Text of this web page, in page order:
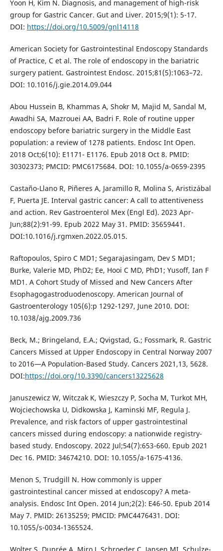
Yoon H, Kim N. Diagnosis, and management of high-risk
group for Gastric Cancer. Gut and Liver. 2015;9(1): 5-17.
DOI: https://doi.org/10.5009/gnl14118
American Society for Gastrointestinal Endoscopy Standards
of Practice, C et al. The role of endoscopy in the bariatric
surgery patient. Gastrointest Endosc. 2015;81(5):1063–72.
DOI: 10.1016/j.gie.2014.09.044
Abou Hussein B, Khammas A, Shokr M, Majid M, Sandal M,
Awadhi SA, Mazrouei AA, Badri F. Role of routine upper
endoscopy before bariatric surgery in the Middle East
population: a review of 1278 patients. Endosc Int Open.
2018 Oct;6(10): E1171- E1176. Epub 2018 Oct 8. PMID:
30302373; PMCID: PMC6175684. DOI: 10.1055/a-0659-2395
Castaño-Llano R, Piñeres A, Jaramillo R, Molina S, Aristizábal
F, Puerta JE. Interval gastric cancer: A call to attentiveness
and action. Rev Gastroenterol Mex (Engl Ed). 2023 Apr-
Jun;88(2):91-99. Epub 2022 May 31. PMID: 35659441.
DOI:10.1016/j.rgmxen.2022.05.015.
Raftopoulos, Spiro C MD1; Segarajasingam, Dev S MD1;
Burke, Valerie MD, PhD2; Ee, Hooi C MD, PhD1; Yusoff, Ian F
MD1. A Cohort Study of Missed and New Cancers After
Esophagogastroduodenoscopy. American Journal of
Gastroenterology 105(6):p 1292-1297, June 2010. DOI:
10.1038/ajg.2009.736
Beck, M.; Bringeland, E.A.; Qvigstad, G.; Fossmark, R. Gastric
Cancers Missed at Upper Endoscopy in Central Norway 2007
to 2016—A Population-Based Study. Cancers 2021,13, 5628.
DOI:https://doi.org/10.3390/cancers13225628
Januszewicz W, Witczak K, Wieszczy P, Socha M, Turkot MH,
Wojciechowska U, Didkowska J, Kaminski MF, Regula J.
Prevalence, and risk factors of upper gastrointestinal
cancers missed during endoscopy: a nationwide registry-
based study. Endoscopy. 2022 Jul;54(7):653-660. Epub 2021
Dec 16. PMID: 34674210. DOI: 10.1055/a-1675-4136.
Menon S, Trudgill N. How commonly is upper
gastrointestinal cancer missed at endoscopy? A meta-
analysis. Endosc Int Open. 2014 Jun;2(2): E46-50. Epub 2014
May 7. PMID: 26135259; PMCID: PMC4476431. DOI:
10.1055/s-0034-1365524.